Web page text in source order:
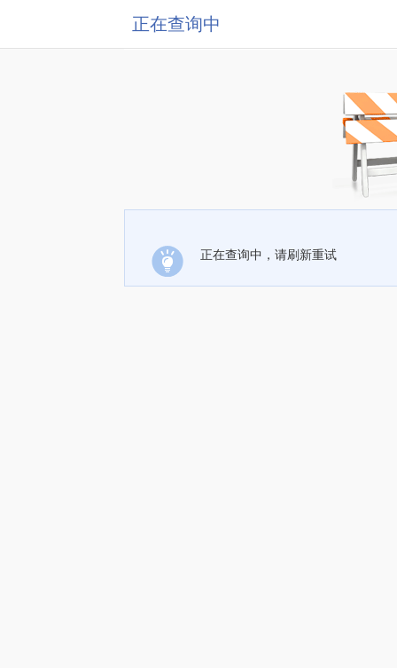
正在查询中
正在查询中，请刷新重试